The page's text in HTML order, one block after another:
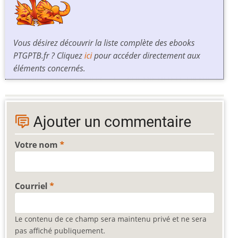
Vous désirez découvrir la liste complète des ebooks
PTGPTB.fr ? Cliquezicipour accéder directement aux
éléments concernés.
Ajouter un commentaire
Votre nom
Courriel
Le contenu de ce champ sera maintenu privé et ne sera
pas affiché publiquement.